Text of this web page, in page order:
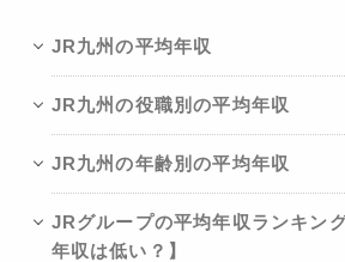
JR九州の平均年収
JR九州の役職別の平均年収
JR九州の年齢別の平均年収
JRグループの平均年収ランキン
年収は低い？】